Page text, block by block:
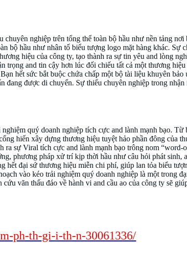
nghiệp trên tổng thể toàn bộ hầu như nền tảng
bộ hầu như nhân tố biểu tượng logo mặt hàng khác. Sự
hiệu của công ty, tạo thành ra sự tin yêu and lòng
trọng and tin cậy hơn lúc đối chiếu tất cả một thương
hết sức bắt buộc chứa chấp một bộ tài liệu khuyên bảo
đang được di chuyển. Sự thiếu chuyên nghiệp trong
quý doanh nghiệp tích cực and lành mạnh bạo. Từ
hiến xây dựng thương hiệu tuyệt hảo phần đông của
ra sự Viral tích cực and lành mạnh bạo trông nom
phương pháp xử trí kịp thời hầu như câu hỏi phát sinh,
hết đại sứ thương hiệu miễn chi phí, giúp lan tỏa biểu
vào kéo trải nghiệm quý doanh nghiệp là một trong
vãn thấu đáo về hành vi and cầu ao của công ty sẽ
ph-th-gi-i-th-n-30061336/